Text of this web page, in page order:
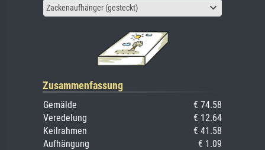
Zackenaufhänger (gesteckt)
Zusammenfassung
Gemälde
€ 74.58
Veredelung
€ 12.64
Keilrahmen
€ 41.58
Aufhängung
€ 1.09